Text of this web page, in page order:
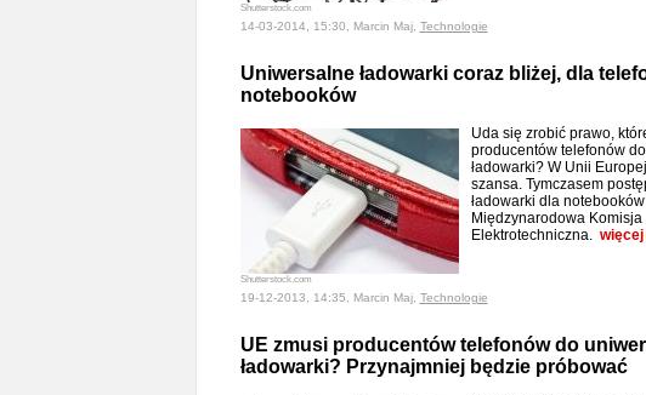
Shutterstock.com
14-03-2014, 15:30, Marcin Maj, Technologie
Uniwersalne ładowarki coraz bliżej, dla
notebooków
Shutterstock.com
Uda się zrobić prawo,
producentów telefonów
ładowarki? W Unii
szansa. Tymczasem
ładowarki dla notebooków
Międzynarodowa Komisja
Elektrotechniczna. więcej
19-12-2013, 14:35, Marcin Maj, Technologie
UE zmusi producentów telefonów do
ładowarki? Przynajmniej będzie próbować